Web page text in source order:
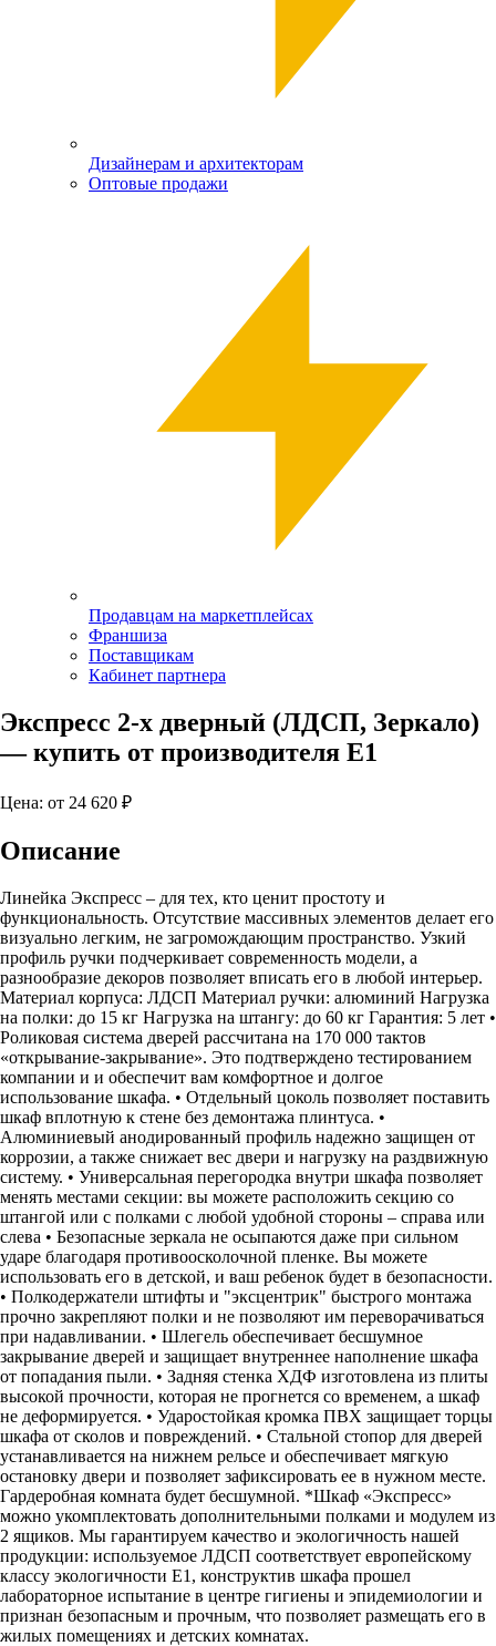
Дизайнерам и архитекторам
Оптовые продажи
Продавцам на маркетплейсах
Франшиза
Поставщикам
Кабинет партнера
Экспресс 2-х дверный (ЛДСП, Зеркало)
— купить от производителя Е1
Цена: от 24 620 ₽
Описание
Линейка Экспресс – для тех, кто ценит простоту и
функциональность. Отсутствие массивных элементов делает его
визуально легким, не загромождающим пространство. Узкий
профиль ручки подчеркивает современность модели, а
разнообразие декоров позволяет вписать его в любой интерьер.
Материал корпуса: ЛДСП Материал ручки: алюминий Нагрузка
на полки: до 15 кг Нагрузка на штангу: до 60 кг Гарантия: 5 лет •
Роликовая система дверей рассчитана на 170 000 тактов
«открывание-закрывание». Это подтверждено тестированием
компании и и обеспечит вам комфортное и долгое
использование шкафа. • Отдельный цоколь позволяет поставить
шкаф вплотную к стене без демонтажа плинтуса. •
Алюминиевый анодированный профиль надежно защищен от
коррозии, а также снижает вес двери и нагрузку на раздвижную
систему. • Универсальная перегородка внутри шкафа позволяет
менять местами секции: вы можете расположить секцию со
штангой или с полками с любой удобной стороны – справа или
слева • Безопасные зеркала не осыпаются даже при сильном
ударе благодаря противоосколочной пленке. Вы можете
использовать его в детской, и ваш ребенок будет в безопасности.
• Полкодержатели штифты и "эксцентрик" быстрого монтажа
прочно закрепляют полки и не позволяют им переворачиваться
при надавливании. • Шлегель обеспечивает бесшумное
закрывание дверей и защищает внутреннее наполнение шкафа
от попадания пыли. • Задняя стенка ХДФ изготовлена из плиты
высокой прочности, которая не прогнется со временем, а шкаф
не деформируется. • Ударостойкая кромка ПВХ защищает торцы
шкафа от сколов и повреждений. • Стальной стопор для дверей
устанавливается на нижнем рельсе и обеспечивает мягкую
остановку двери и позволяет зафиксировать ее в нужном месте.
Гардеробная комната будет бесшумной. *Шкаф «Экспресс»
можно укомплектовать дополнительными полками и модулем из
2 ящиков. Мы гарантируем качество и экологичность нашей
продукции: используемое ЛДСП соответствует европейскому
классу экологичности Е1, конструктив шкафа прошел
лабораторное испытание в центре гигиены и эпидемиологии и
признан безопасным и прочным, что позволяет размещать его в
жилых помещениях и детских комнатах.